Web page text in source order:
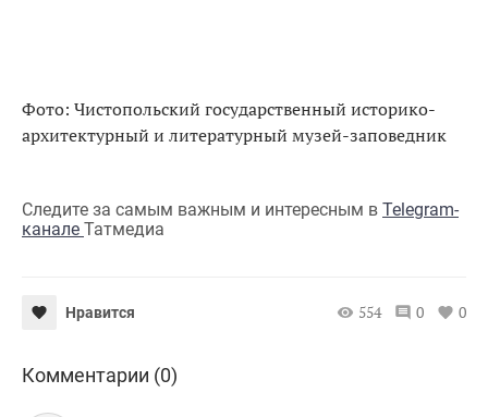
Фото: Чистопольский государственный историко-
архитектурный и литературный музей-заповедник
Следите за самым важным и интересным в Telegram-
канале Татмедиа
Нравится 554 0 0
Комментарии (0)